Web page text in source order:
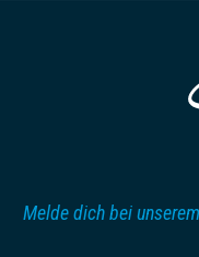
Melde dich bei